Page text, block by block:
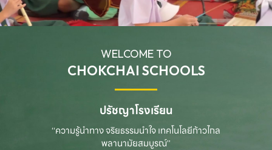
WELCOME TO
CHOKCHAI SCHOOLS
ปรัชญาโรงเรียน
“ความรู้นำทาง จริยธรรมนำใจ เทคโนโลยีก้าวไกล
พลานามัยสมบูรณ์”